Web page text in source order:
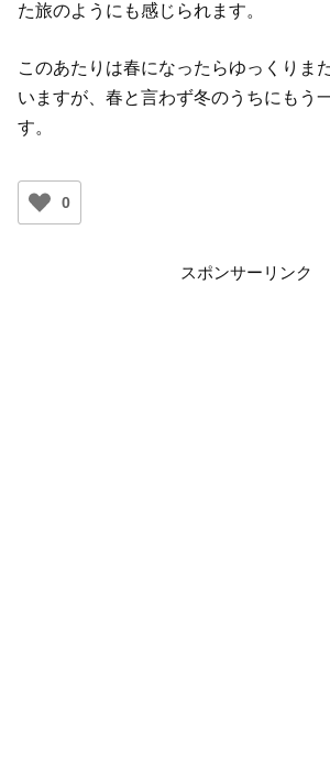
た旅のようにも感じられます。
このあたりは春になったらゆっくりま
いますが、春と言わず冬のうちにもう
す。
0
スポンサーリンク